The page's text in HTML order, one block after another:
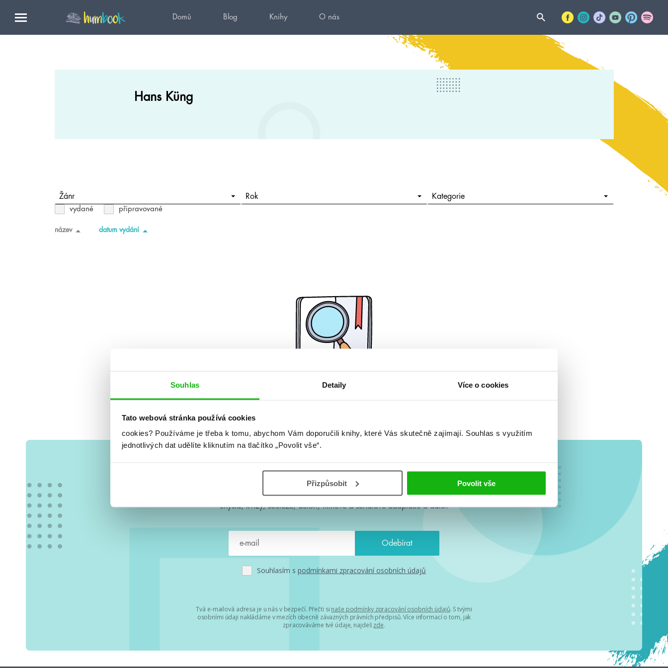
Souhlas Detaily Více o cookies
Tato webová stránka používá cookies
cookies? Používáme je třeba k tomu, abychom Vám doporučili knihy, které Vás skutečně zajímají. Souhlas s využitím
jednotlivých dat udělíte kliknutím na tlačítko „Povolit vše“.
Přizpůsobit Povolit vše
Domů Blog Knihy O nás
Hans Küng
Žánr Rok Kategorie
vydané připravované
název datum vydání
#HumbookNews
Vše kolem #youngadult každý měsíc rovnou do mailu! Nové knihy, co se
chystá, kvízy, soutěže, autoři, filmové a seriálové adaptace a další.
Souhlasím s podmínkami zpracování osobních údajů
Tvá e-mailová adresa je u nás v bezpečí. Přečti si naše podmínky zpracování osobních údajů. S tvými
osobními údaji nakládáme v mezích obecně závazných právních předpisů. Více informací o tom, jak
zpracováváme tvé údaje, najdeš zde.